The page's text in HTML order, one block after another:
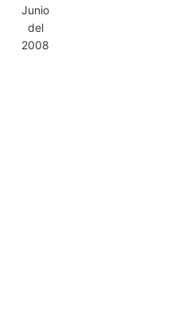
Junio
del
2008